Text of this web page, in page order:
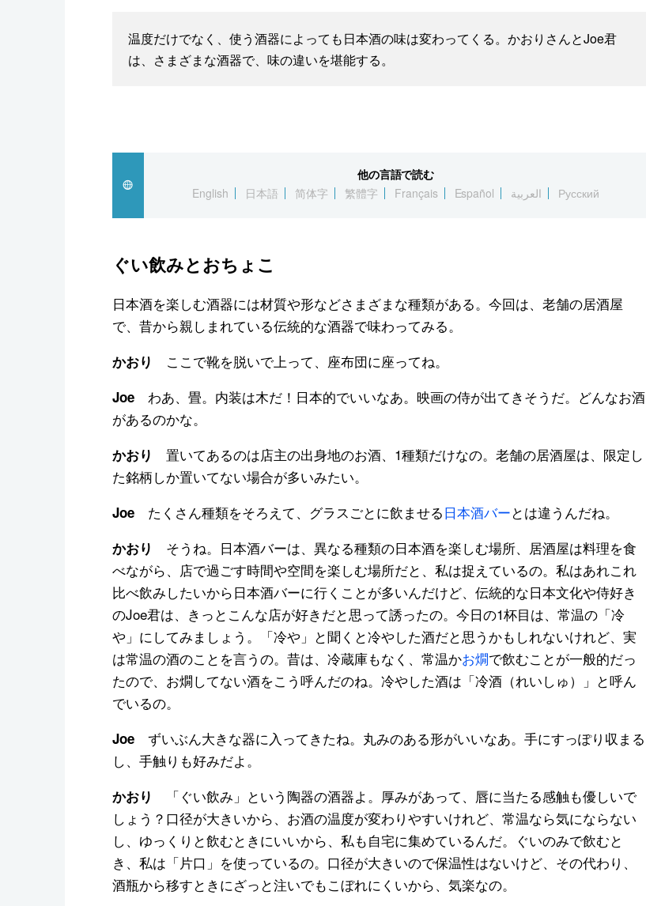
温度だけでなく、使う酒器によっても日本酒の味は変わってくる。かおりさんとJoe君
は、さまざまな酒器で、味の違いを堪能する。
他の言語で読む
English
日本語 简体字 繁體字 Français Español العربية Русский
ぐい飲みとおちょこ
日本酒を楽しむ酒器には材質や形などさまざまな種類がある。今回は、老舗の居酒屋
で、昔から親しまれている伝統的な酒器で味わってみる。
かおり ここで靴を脱いで上って、座布団に座ってね。
Joeわあ、畳。内装は木だ！日本的でいいなあ。映画の侍が出てきそうだ。どんなお酒
があるのかな。
かおり 置いてあるのは店主の出身地のお酒、 1種類だけなの。老舗の居酒屋は、限定し
た銘柄しか置いてない場合が多いみたい。
Joeたくさん種類をそろえて、グラスごとに飲ませる日本酒バーとは違うんだね。
かおり
そうね。日本酒バーは、異なる種類の日本酒を楽しむ場所、居酒屋は料理を食
べながら、店で過ごす時間や空間を楽しむ場所だと、私は捉えているの。私はあれこれ
比べ飲みしたいから日本酒バーに行くことが多いんだけど、伝統的な日本文化や侍好き
のJoe君は、きっとこんな店が好きだと思って誘ったの。今日の1杯目は、常温の「冷
や」にしてみましょう。「冷や」と聞くと冷やした酒だと思うかもしれないけれど、実
は常温の酒のことを言うの。昔は、冷蔵庫もなく、常温かお燗で飲むことが一般的だっ
たので、お燗してない酒をこう呼んだのね。冷やした酒は「冷酒（れいしゅ）」と呼ん
でいるの。
Joeずいぶん大きな器に入ってきたね。丸みのある形がいいなあ。手にすっぽり収まる
し、手触りも好みだよ。
かおり
「ぐい飲み」という陶器の酒器よ。厚みがあって、唇に当たる感触も優しいで
しょう？口径が大きいから、お酒の温度が変わりやすいけれど、常温なら気にならない
し、ゆっくりと飲むときにいいから、私も自宅に集めているんだ。ぐいのみで飲むと
き、私は「片口」を使っているの。口径が大きいので保温性はないけど、その代わり、
酒瓶から移すときにざっと注いでもこぼれにくいから、気楽なの。